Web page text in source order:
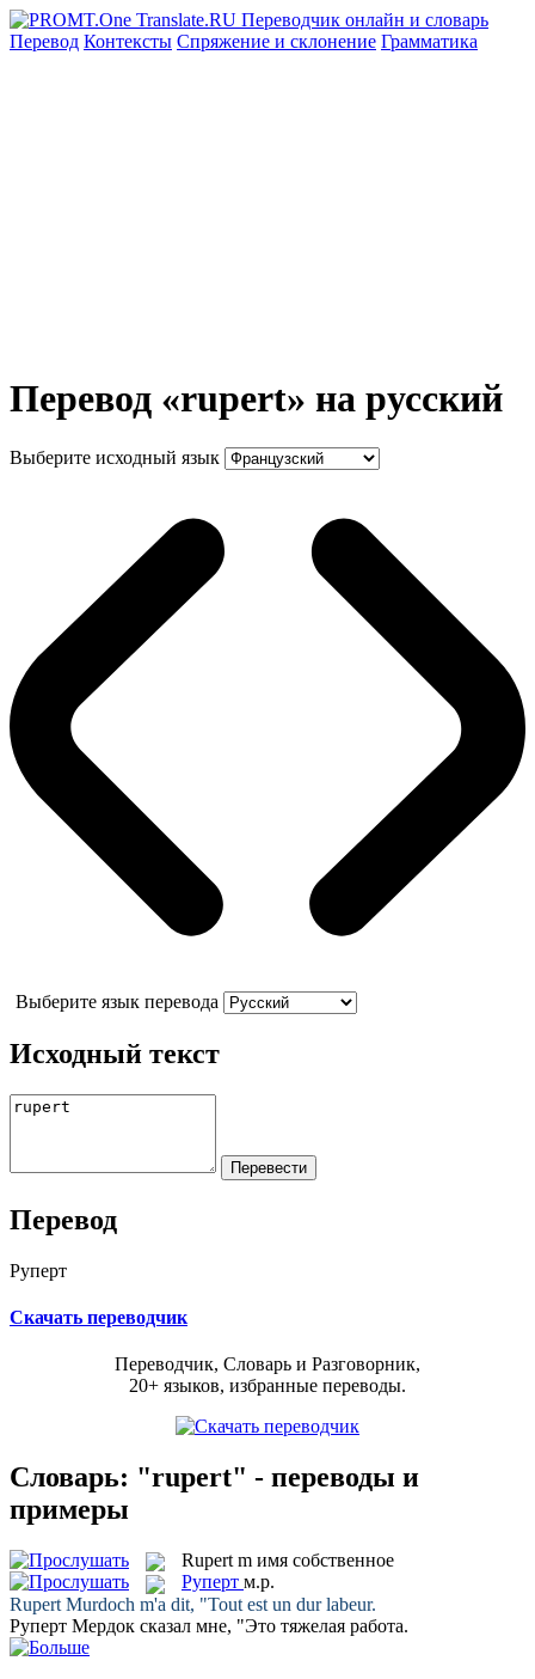
Перевод Контексты Спряжение и склонение Грамматика
Перевод «rupert» на русский
Выберите исходный язык
Выберите язык перевода
Исходный текст
Перевод
Руперт
Скачать переводчик
Переводчик, Словарь и Разговорник,
20+ языков, избранные переводы.
Словарь: "rupert" - переводы и
примеры
Rupert m имя собственное
Руперт м.р.
Rupert Murdoch m'a dit, "Tout est un dur labeur.
Руперт Мердок сказал мне, "Это тяжелая работа.